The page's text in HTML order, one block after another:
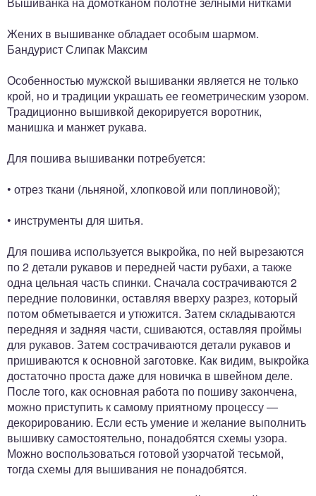
Жених в вышиванке обладает особым шармом.
Бандурист Слипак Максим
Особенностью мужской вышиванки является не только
крой, но и традиции украшать ее геометрическим узором.
Традиционно вышивкой декорируется воротник,
манишка и манжет рукава.
Для пошива вышиванки потребуется:
• отрез ткани (льняной, хлопковой или поплиновой);
• инструменты для шитья.
Для пошива используется выкройка, по ней вырезаются
по 2 детали рукавов и передней части рубахи, а также
одна цельная часть спинки. Сначала сострачиваются 2
передние половинки, оставляя вверху разрез, который
потом обметывается и утюжится. Затем складываются
передняя и задняя части, сшиваются, оставляя проймы
для рукавов. Затем сострачиваются детали рукавов и
пришиваются к основной заготовке. Как видим, выкройка
достаточно проста даже для новичка в швейном деле.
После того, как основная работа по пошиву закончена,
можно приступить к самому приятному процессу —
декорированию. Если есть умение и желание выполнить
вышивку самостоятельно, понадобятся схемы узора.
Можно воспользоваться готовой узорчатой тесьмой,
тогда схемы для вышивания не понадобятся.